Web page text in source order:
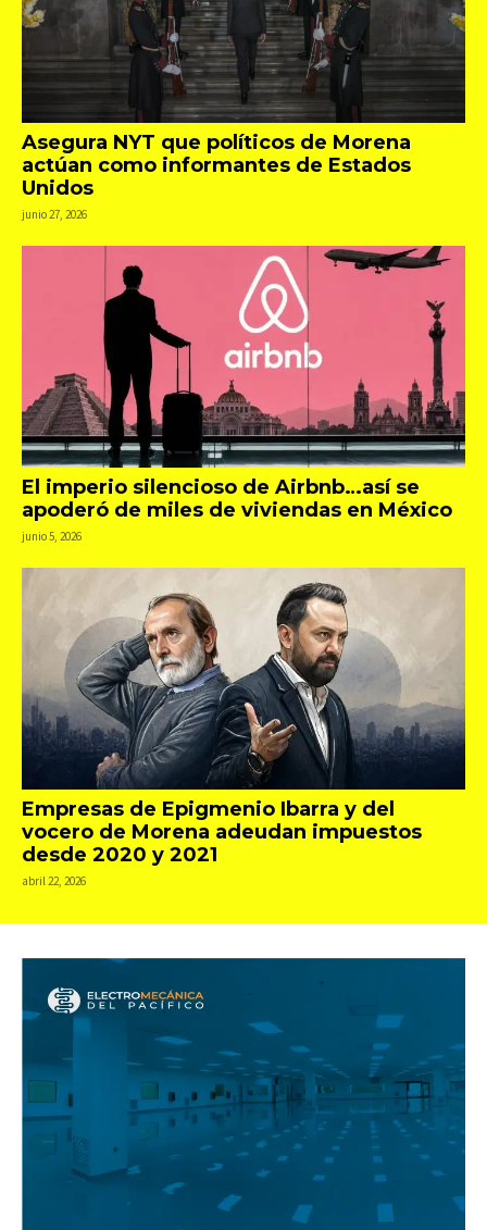
Asegura NYT que políticos de Morena
actúan como informantes de Estados
Unidos
junio 27, 2026
El imperio silencioso de Airbnb…así se
apoderó de miles de viviendas en México
junio 5, 2026
Empresas de Epigmenio Ibarra y del
vocero de Morena adeudan impuestos
desde 2020 y 2021
abril 22, 2026